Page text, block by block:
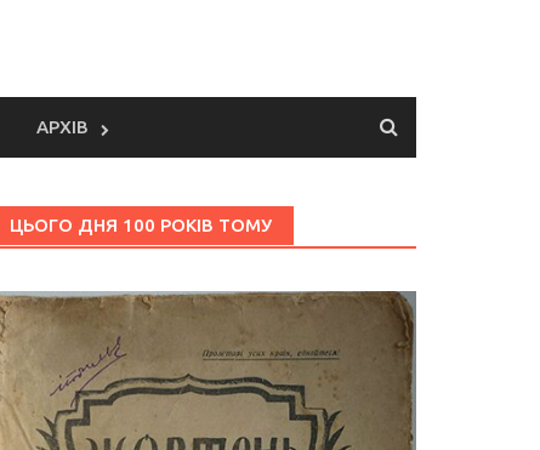
АРХІВ
ЦЬОГО ДНЯ 100 РОКІВ ТОМУ